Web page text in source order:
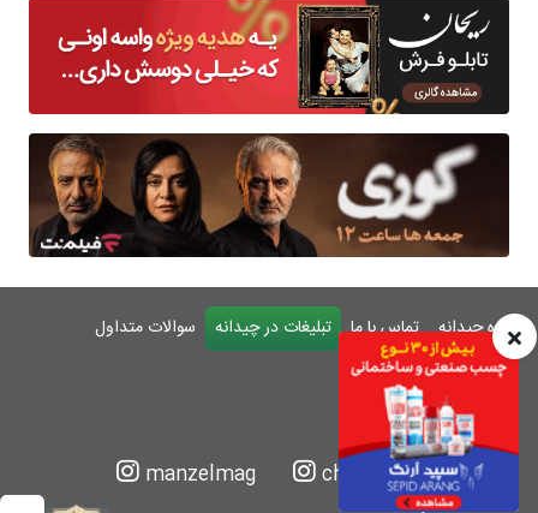
درباره چیدانه تماس با ما تبلیغات در چیدانه
سوالات متداول
ورود
chidaneh
manzelmag